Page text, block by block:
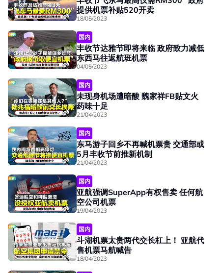
提供机票补贴520开卖
18/05/2023
国内
丰收节达雅节即将来临 政府致力减低
东西马往返航班机票
04/05/2023
国内
未现身机场遭暗酸 魏家祥FB贴文火
药味十足
21/04/2023
国内
东马游子回乡不再喊机票贵 交通部或
5月丰收节前推新机制
21/04/2023
国内
亚航强调SuperApp有权售卖 任何航
空公司机票
19/04/2023
国内
斗湖机票太贵两代交长杠上！ 亚航代
售机票马航喊告
18/04/2023